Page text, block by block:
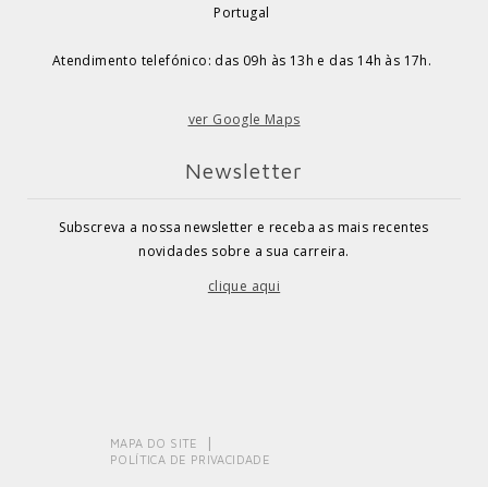
Portugal
Atendimento telefónico: das 09h às 13h e das 14h às 17h.
ver Google Maps
Newsletter
Subscreva a nossa newsletter e receba as mais recentes
novidades sobre a sua carreira.
clique aqui
MAPA DO SITE
POLÍTICA DE PRIVACIDADE